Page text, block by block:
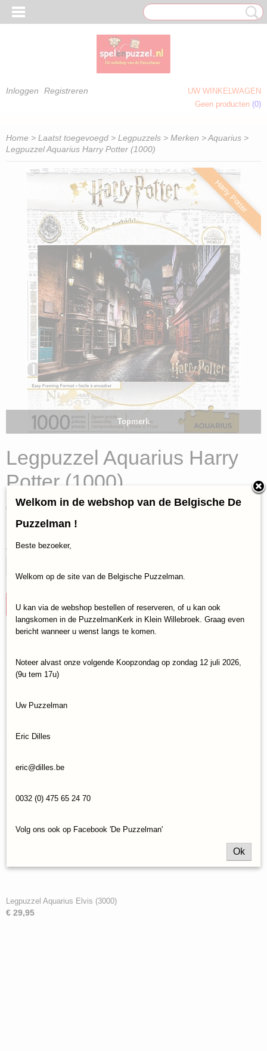
Inloggen Registreren
UW WINKELWAGEN
Geen producten (0)
Home > Laatst toegevoegd > Legpuzzels > Merken >Aquarius >
Legpuzzel Aquarius Harry Potter (1000)
Topmerk
Harry Potter
Legpuzzel Aquarius Harry
Potter (1000)
€ 17,95
Op voorraad
Aantal
IN WINKELWAGEN
Productcode
Aquarius-Puzzle-65348
840391137356
Reacties
Legpuzzel Aquarius Elvis (3000)
€ 29,95
Welkom in de webshop van de Belgische De
Puzzelman !
Beste bezoeker,
Welkom op de site van de Belgische Puzzelman.
U kan via de webshop bestellen of reserveren, of u kan ook
langskomen in de PuzzelmanKerk in Klein Willebroek. Graag even
bericht wanneer u wenst langs te komen.
Noteer alvast onze volgende Koopzondag op zondag 12 juli 2026,
(9u tem 17u)
Uw Puzzelman
Eric Dilles
eric@dilles.be
0032 (0) 475 65 24 70
Volg ons ook op Facebook 'De Puzzelman'
Ok